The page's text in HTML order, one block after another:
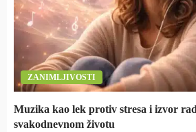
ZANIMLJIVOSTI
Muzika kao lek protiv stresa i izvor
svakodnevnom životu